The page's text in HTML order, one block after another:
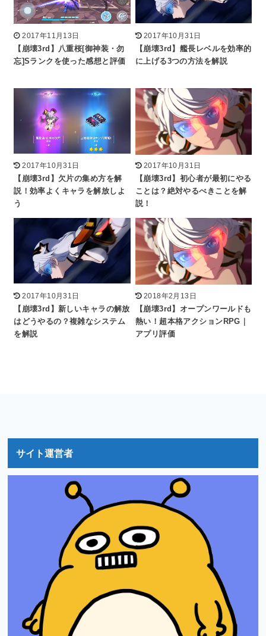
2017年11月13日
【崩壊3rd】八重桜[御神装・勿
忘]Sランクを使った感想と評価
2017年10月31日
【崩壊3rd】艦長レベルを効率的
に上げる3つの方法を解説
2017年10月31日
【崩壊3rd】欠片の集め方を解
説！効率よくキャラを解放しよ
う
2017年10月31日
【崩壊3rd】初心者が最初にやる
ことは？絶対やるべきことを解
説！
2017年10月31日
【崩壊3rd】新しいキャラの解放
はどうやるの？複雑なシステム
を解説
2018年2月13日
【崩壊3rd】オープンワールドも
熱い！超本格アクションRPG｜
アプリ評価
サイト運営者